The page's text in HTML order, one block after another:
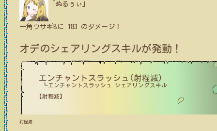
「ぬるぅぃ」
一角ウサギB に 183 のダメージ！
オデのシェアリングスキルが発動！
エンチャントスラッシュ(射程減)
┗エンチャントスラッシュ シェアリングスキル
【射程減】
射程減